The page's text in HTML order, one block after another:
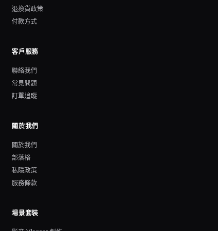
退換貨政策
付款方式
客戶服務
聯絡我們
常見問題
訂單追蹤
關於我們
關於我們
部落格
私隱政策
服務條款
場景套裝